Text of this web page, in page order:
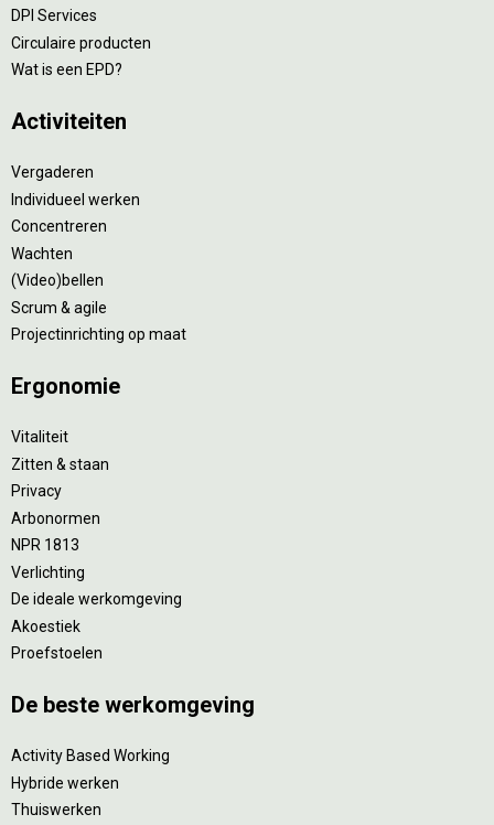
DPI Services
Circulaire producten
Wat is een EPD?
Activiteiten
Vergaderen
Individueel werken
Concentreren
Wachten
(Video)bellen
Scrum & agile
Projectinrichting op maat
Ergonomie
Vitaliteit
Zitten & staan
Privacy
Arbonormen
NPR 1813
Verlichting
De ideale werkomgeving
Akoestiek
Proefstoelen
De beste werkomgeving
Activity Based Working
Hybride werken
Thuiswerken